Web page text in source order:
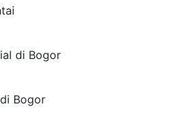
di Bogor
Bogor